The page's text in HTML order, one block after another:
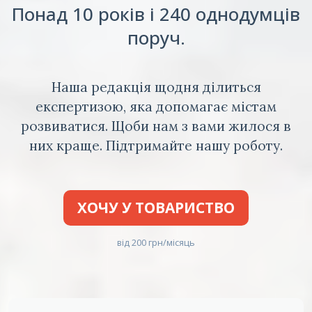
Понад 10 років і 240 однодумців
поруч.
Наша редакція щодня ділиться
експертизою, яка допомагає містам
розвиватися. Щоби нам з вами жилося в
них краще. Підтримайте нашу роботу.
ХОЧУ У ТОВАРИСТВО
від 200 грн/місяць